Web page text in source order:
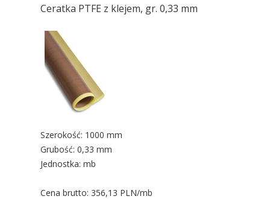
Szerokość: 1000 mm
Grubość: 0,33 mm
Jednostka: mb
Cena brutto: 356,13 PLN/mb
Ceratka PTFE z klejem, gr. 0,33 mm